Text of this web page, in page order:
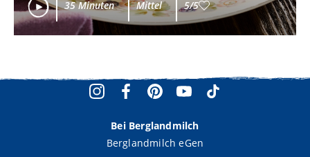
35 Minuten Mittel 5/5
Bei Berglandmilch
Berglandmilch eGen